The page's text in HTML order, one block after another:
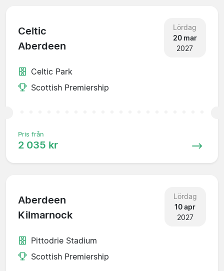
Celtic
Aberdeen
Lördag
20 mar
2027
Celtic Park
Scottish Premiership
Pris från
2 035 kr
Aberdeen
Kilmarnock
Lördag
10 apr
2027
Pittodrie Stadium
Scottish Premiership